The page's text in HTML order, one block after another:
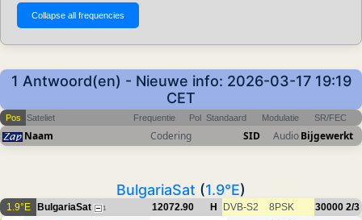
1 Antwoord(en) - Nieuwe info: 2026-03-17 19:19
CET
Pos Sateliet Frequentie Pol Standaard Modulatie SR/FEC
Naam Codering SID AudioBijgewerkt
BulgariaSat (1.9°E)
1.9°E BulgariaSat 1 12072.90 H DVB-S2 8PSK 30000 2/3